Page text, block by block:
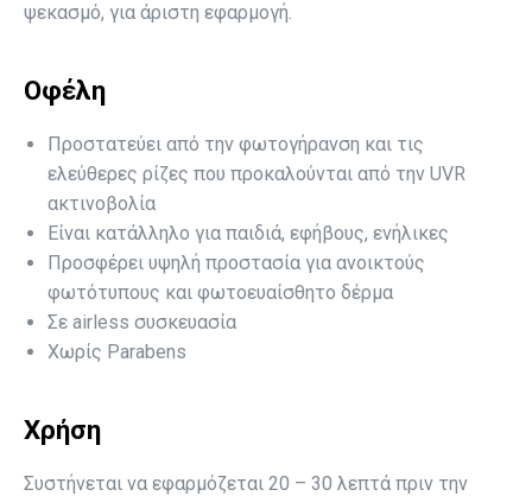
ψεκασμό, για άριστη εφαρμογή.
Οφέλη
Προστατεύει από την φωτογήρανση και τις
ελεύθερες ρίζες που προκαλούνται από την UVR
ακτινοβολία
Είναι κατάλληλο για παιδιά, εφήβους, ενήλικες
Προσφέρει υψηλή προστασία για ανοικτούς
φωτότυπους και φωτοευαίσθητο δέρμα
Σε airless συσκευασία
Χωρίς Parabens
Χρήση
Συστήνεται να εφαρμόζεται 20 – 30 λεπτά πριν την